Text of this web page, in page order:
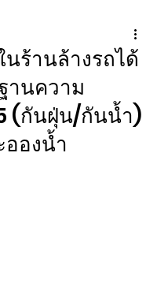
ร้านล้างรถได้
านความ
(กันฝุ่น/กันน้ำ)
องน้ำ